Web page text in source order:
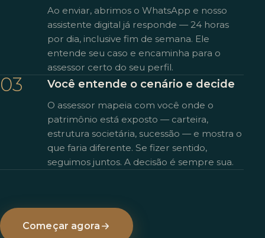
Ao enviar, abrimos o WhatsApp e nosso
assistente digital já responde — 24 horas
por dia, inclusive fim de semana. Ele
entende seu caso e encaminha para o
assessor certo do seu perfil.
03 Você entende o cenário e decide
O assessor mapeia com você onde o
patrimônio está exposto — carteira,
estrutura societária, sucessão — e mostra o
que faria diferente. Se fizer sentido,
seguimos juntos. A decisão é sempre sua.
Começar agora